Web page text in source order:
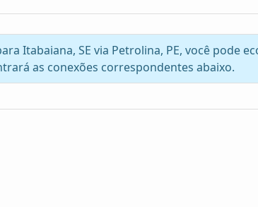
Itabaiana, SE via Petrolina, PE, você pode
as conexões correspondentes abaixo.